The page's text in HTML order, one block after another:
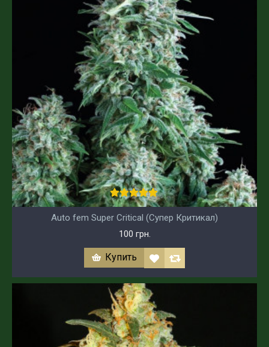
Auto fem Super Critical (Супер Критикал)
100 грн.
Купить